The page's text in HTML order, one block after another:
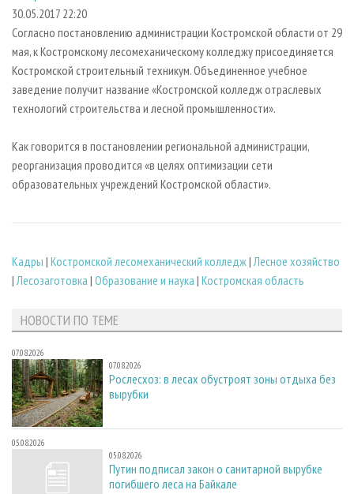
СУШКА ДРЕВЕСИНЫ
ПРОИЗВОДСТВО ДРЕВЕСНЫХ ПЛИТ
ДЕРЕВЯННОЕ ДОМОСТРОЕНИЕ
ПРОИЗВОДСТВО МЕБЕЛИ
БИОЭНЕРГЕТИКА
ЦБП
ИНСТРУМЕНТ И МАТЕРИАЛЫ
ПЕРСОНЫ
МОБИЛЬНЫЕ ВЫСТАВКИ
ОФИЦИАЛЬНЫЕ ДЕЛЕГАЦИИ
ПРИОРИТЕТНЫЕ ИНВЕСТПРОЕКТЫ
RUSSIAN FORESTRY REVIEW
ГАЗЕТА ЛЕСПРОМФОРУМ
БИБЛИОТЕКА СПЕЦИАЛИСТА
КОНТАКТЫ
РЕКЛАМА
РЕКЛАМА НА САЙТЕ
30.05.2017 22:20
Согласно постановлению администрации Костромской области от 29
мая, к Костромскому лесомеханическому колледжу присоединяется
Костромской строительный техникум. Объединенное учебное
заведение получит название «Костромской колледж отраслевых
технологий строительства и лесной промышленности».
Как говорится в постановлении региональной администрации,
реорганизация проводится «в целях оптимизации сети
образовательных учреждений Костромской области».
Кадры | Костромской лесомеханический колледж|Лесное хозяйство
|Лесозаготовка | Образование и наука | Костромская область
НОВОСТИ ПО ТЕМЕ
07.08.2026
07.08.2026
Рослесхоз: в лесах обустроят зоны отдыха без
вырубки
05.08.2026
05.08.2026
Путин подписал закон о санитарной вырубке
погибшего леса на Байкале